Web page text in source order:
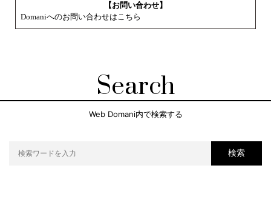
【お問い合わせ】
Domaniへのお問い合わせはこちら
Search
Web Domani内で検索する
検索